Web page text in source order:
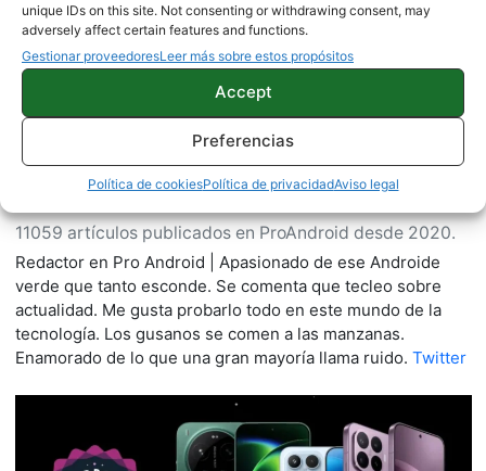
unique IDs on this site. Not consenting or withdrawing consent, may
adversely affect certain features and functions.
Gestionar proveedoresLeer más sobre estos propósitos
Accept
Preferencias
Política de cookiesPolítica de privacidadAviso legal
Quelian Sanz
11059 artículos publicados en ProAndroid desde 2020.
Redactor en Pro Android | Apasionado de ese Androide
verde que tanto esconde. Se comenta que tecleo sobre
actualidad. Me gusta probarlo todo en este mundo de la
tecnología. Los gusanos se comen a las manzanas.
Enamorado de lo que una gran mayoría llama ruido. Twitter